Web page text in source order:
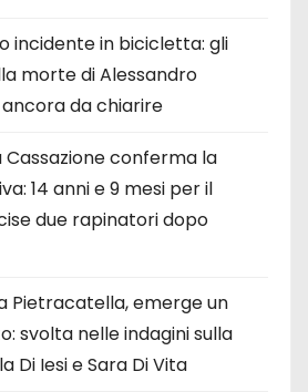
incidente in bicicletta: gli
morte di Alessandro
da chiarire
Cassazione conferma la
14 anni e 9 mesi per il
due rapinatori dopo
Pietracatella, emerge un
svolta nelle indagini sulla
Di Iesi e Sara Di Vita